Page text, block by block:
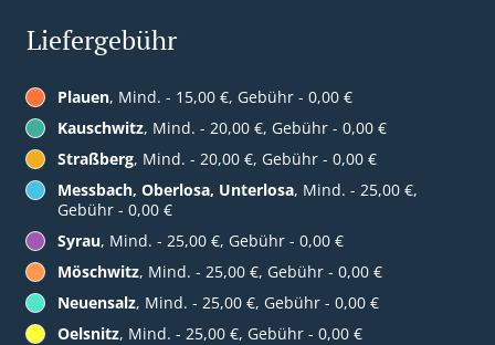
Liefergebühr
Plauen, Mind. - 15,00 €, Gebühr - 0,00 €
Kauschwitz, Mind. - 20,00 €, Gebühr - 0,00 €
Straßberg, Mind. - 20,00 €, Gebühr - 0,00 €
Messbach, Oberlosa, Unterlosa, Mind. - 25,00 €,
Gebühr - 0,00 €
Syrau, Mind. - 25,00 €, Gebühr - 0,00 €
Möschwitz, Mind. - 25,00 €, Gebühr - 0,00 €
Neuensalz, Mind. - 25,00 €, Gebühr - 0,00 €
Oelsnitz, Mind. - 25,00 €, Gebühr - 0,00 €